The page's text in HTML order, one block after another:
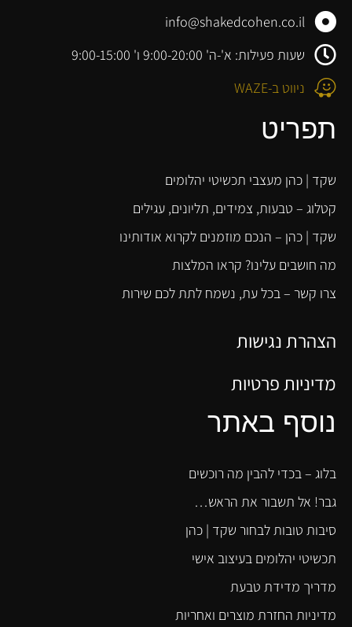
info@shakedcohen.co.il
שעות פעילות: א'-ה' 9:00-20:00 ו' 9:00-15:00
ניווט ב-WAZE
תפריט
שקד | כהן מעצבי תכשיטי יהלומים
קטלוג – טבעות, צמידים, תליונים, עגילים
שקד | כהן – הנכם מוזמנים לקרוא אודותינו
מה חושבים עלינו? קראו המלצות
צרו קשר – בכל עת, נשמח לתת לכם שירות
הצהרת נגישות
מדיניות פרטיות
נוסף באתר
בלוג – בכדי להבין מה רוכשים
גבר! אל תשבור את הראש…
סיבות טובות לבחור שקד | כהן
תכשיטי יהלומים בעיצוב אישי
מדריך מדידת טבעת
מדיניות החזרת מוצרים ואחריות